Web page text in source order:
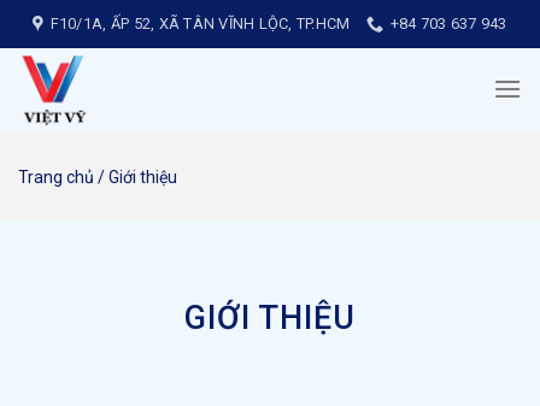
Chuyển
đến
F10/1A, ẤP 52, XÃ TÂN VĨNH LỘC, TP.HCM +84 703 637 943
Trang chủ /Giới thiệu
GIỚI THIỆU